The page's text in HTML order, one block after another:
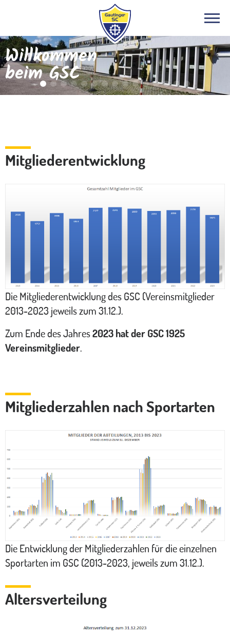
Willkommen
beim GSC
Mitgliederentwicklung
Die Mitgliederentwicklung des GSC (Vereinsmitglieder
2013-2023 jeweils zum 31.12.).
Zum Ende des Jahres2023 hat der GSC 1925
Vereinsmitglieder.
Mitgliederzahlen nach Sportarten
Die Entwicklung der Mitgliederzahlen für die einzelnen
Sportarten im GSC (2013-2023, jeweils zum 31.12.).
Altersverteilung